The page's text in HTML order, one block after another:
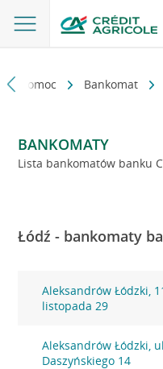
i pomoc Bankomat
BANKOMATY
Lista bankomatów banku
Łódź - bankomaty
Aleksandrów Łódzki,
listopada 29
Aleksandrów Łódzki,
Daszyńskiego 14